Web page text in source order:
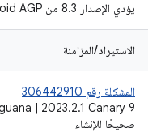
يؤدي الإصدار 8.3 من Android AGP إلى إيقاف مهمة zipApksFor
الاستيراد/المزامنة
المشكلة رقم 306442910
صحيحًا للإنشاء